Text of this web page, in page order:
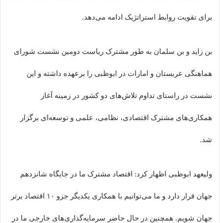
برای تقویت روابط استراتژیک ادامه می‌دهد.
بن زاید و بن سلمان به طور مشترک ریاست دومین نشست شورای
هماهنگی عربستان و امارات در ابوظبی را برعهده داشته و این
نشست در راستای تداوم تلاش‌های دو کشور در زمینه آغاز
همکاری‌های مشترک اقتصادی، نظامی، علمی و توسعه‌ای برگزار
شد.
ولیعهد ابوظبی اظهار کرد: اقتصاد مشترک ما در جایگاه شانزدهم
جهان قرار دارد و ما می‌توانیم با همکاری یکدیگر جزو ۱۰ اقتصاد برتر
جهان شویم. همچنین در حال حاضر سرمایه‌گذاری‌های خارجی ما در